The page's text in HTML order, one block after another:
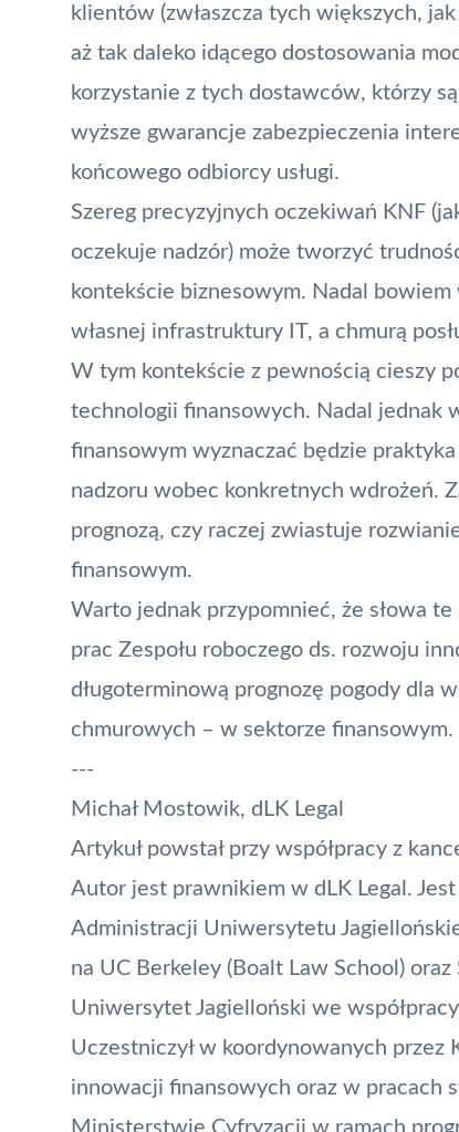
klientów (zwłaszcza tych większych,
aż tak daleko idącego dostosowania
korzystanie z tych dostawców, którzy
wyższe gwarancje zabezpieczenia
końcowego odbiorcy usługi.
Szereg precyzyjnych oczekiwań KNF
oczekuje nadzór) może tworzyć
kontekście biznesowym. Nadal
własnej infrastruktury IT, a chmurą
W tym kontekście z pewnością cieszy
technologii finansowych. Nadal jednak
finansowym wyznaczać będzie
nadzoru wobec konkretnych wdrożeń.
prognozą, czy raczej zwiastuje
finansowym.
Warto jednak przypomnieć, że słowa
prac Zespołu roboczego ds. rozwoju
długoterminową prognozę pogody dla
chmurowych – w sektorze finansowym.
---
Michał Mostowik, dLK Legal
Artykuł powstał przy współpracy z
Autor jest prawnikiem w dLK Legal.
Administracji Uniwersytetu
na UC Berkeley (Boalt Law School)
Uniwersytet Jagielloński we
Uczestniczył w koordynowanych przez
innowacji finansowych oraz w pracach
Ministerstwie Cyfryzacji w ramach